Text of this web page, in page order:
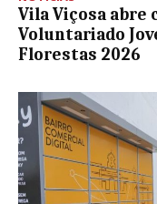
Vila Viçosa abre
Voluntariado
Florestas 2026